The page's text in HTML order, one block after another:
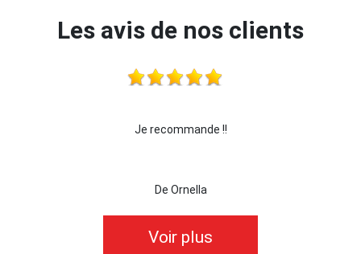
Les avis de nos clients
Je recommande !!
De Ornella
Voir plus